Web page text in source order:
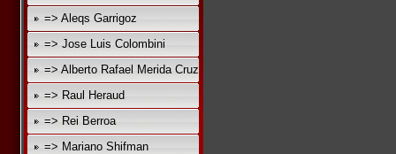
=> Aleqs Garrigoz
=> Jose Luis Colombini
=> Alberto Rafael Merida Cruz
=> Raul Heraud
=> Rei Berroa
=> Mariano Shifman